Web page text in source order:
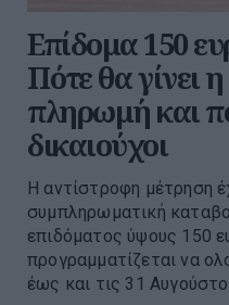
Επίδομα 150
Πότε θα γίνει
πληρωμή και
δικαιούχοι
Η αντίστροφη μέτρηση
συμπληρωματική
επιδόματος ύψους 150
προγραμματίζεται να
έως και τις 31